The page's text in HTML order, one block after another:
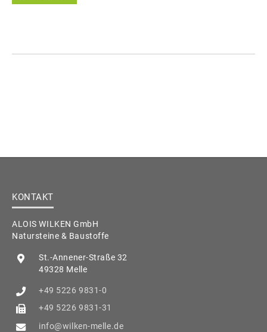
KONTAKT
ALOIS WILKEN GmbH
Natursteine & Baustoffe
St.-Annener-Straße 32
49328 Melle
+49 5226 9831-0
+49 5226 9831-31
info@wilken-melle.de